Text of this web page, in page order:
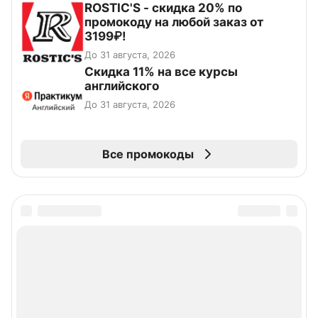
ROSTIC'S - скидка 20% по
промокоду на любой заказ от
3199₽!
До 31 августа, 2026
Скидка 11% на все курсы
английского
До 31 августа, 2026
Все промокоды